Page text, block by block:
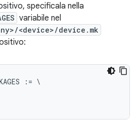
specificala nella
variabile nel
<device>/device.mk
:= \